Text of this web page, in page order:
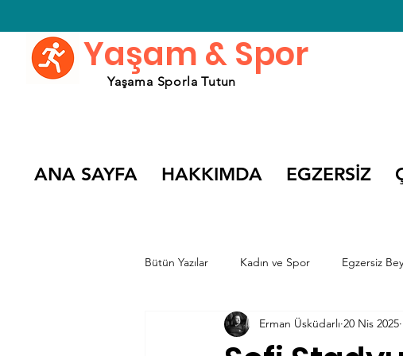
Yaşam & Spor
Yaşama Sporla Tutun
ANA SAYFA HAKKIMDA EGZERSİZ
Bütün Yazılar Kadın ve Spor Egzersiz
Spor Söyleşileri Spor Filmleri ve
Erman Üsküdarlı 20 Nis 2025